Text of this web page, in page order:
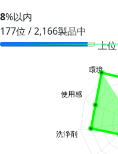
8%以内
177位 / 2,166製品中
上位